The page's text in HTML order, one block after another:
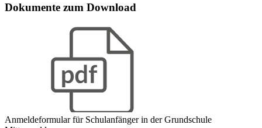
Dokumente zum Download
Anmeldeformular für Schulanfänger in der Grundschule